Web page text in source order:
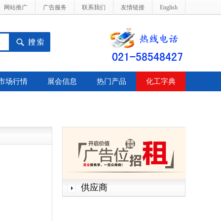
网站推广 广告服务 联系我们 友情链接 English
场行情 展会信息 热门产品 化工字典
供应商